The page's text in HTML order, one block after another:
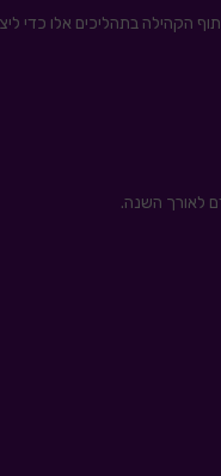
הקהילה בתהליכים אלו כדי
לאורך השנה.